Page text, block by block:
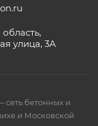
улица, 3А
сеть бетонных и
и Московской